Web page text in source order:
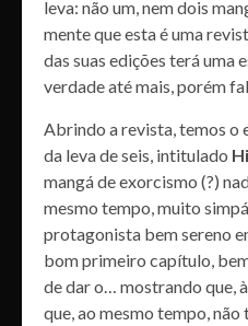
leva: não um, nem dois
mente que esta é uma
das suas edições terá uma
verdade até mais, porém
Abrindo a revista, temos o
da leva de seis, intitulado
mangá de exorcismo (?)
mesmo tempo, muito
protagonista bem sereno
bom primeiro capítulo,
de dar o… mostrando que,
que, ao mesmo tempo,